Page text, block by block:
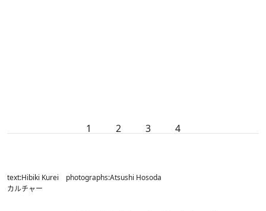
1 2 3 4
text:Hibiki Kurei photographs:Atsushi Hosoda
カルチャー